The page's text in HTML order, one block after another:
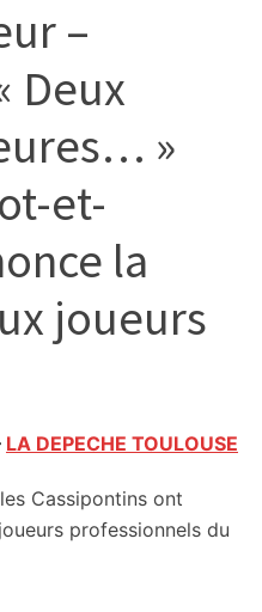
–
Deux
»
et-
la
joueurs
LA DEPECHE TOULOUSE
Cassipontins ont
professionnels du